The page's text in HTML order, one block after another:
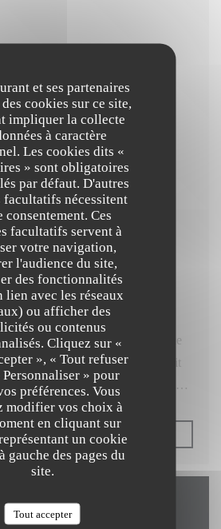
et ses partenaires
cookies sur ce site,
impliquer la collecte
à caractère
Les cookies dits «
» sont obligatoires
par défaut. D'autres
facultatifs nécessitent
consentement. Ces
facultatifs servent à
votre navigation,
l'audience du site,
des fonctionnalités
lien avec les réseaux
ou afficher des
ou contenus
Cliquez sur «
», « Tout refuser
Personnaliser » pour
préférences. Vous
modifier vos choix à
en cliquant sur
un cookie
gauche des pages du
site.
Tout accepter
10/07/2019
bon bistrot
et ses chefs japonais à la cuisine
quand ce Siamsa s'appelait
Nouveaux propriétaires, trois
lieu mais en conservant l'esprit des
sélectionnant des bons produits
des dressages précis. Finies les
maintenant, les fourneaux exhalent
estival, ou tartare de thon rouge
LIRE L'ARTICLE ((OUVRE UNE
Contact